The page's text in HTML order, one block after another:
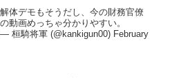
体デモもそうだし、今の財務官僚
動画めっちゃ分かりやすい。
桓騎将軍 (@kankigun00) February